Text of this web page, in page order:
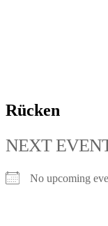
Rücken
NEXT
No upcoming